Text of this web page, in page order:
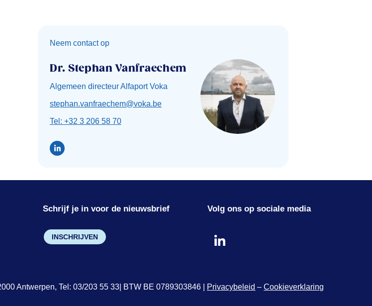
Neem contact op
Dr. Stephan Vanfraechem
Algemeen directeur Alfaport Voka
stephan.vanfraechem@voka.be
Tel: +32 3 206 58 70
Schrijf je in voor de nieuwsbrief
INSCHRIJVEN
Volg ons op sociale media
Antwerpen, Tel: 03/203 55 33| BTW BE 0789303846 | Privacybeleid – Cookieverklaring